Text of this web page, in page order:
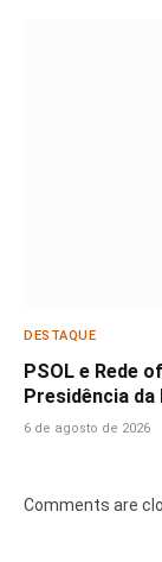
DESTAQUE
PSOL e Rede
Presidência da
6 de agosto de 2026
Comments are